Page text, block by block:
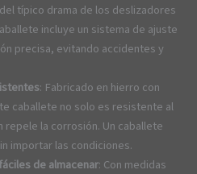
típico drama de los deslizadores
incluye un sistema de ajuste
precisa, evitando accidentes y
: Fabricado en hierro con
caballete no solo es resistente al
la corrosión. Un caballete
importar las condiciones.
de almacenar: Con medidas